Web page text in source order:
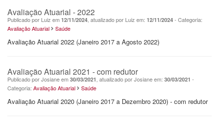
Avaliação Atuarial - 2022
Publicado por Luiz em 12/11/2024 , atualizado por Luiz em: 12/11/2024 - Categoria:
Avaliação Atuarial
Saúde
Avaliação Atuarial 2022 (Janeiro 2017 a Agosto 2022)
Avaliação Atuarial 2021 - com redutor
Publicado por Josiane em 30/03/2021 , atualizado por Josiane em: 30/03/2021 -
Categoria: Avaliação Atuarial Saúde
Avaliação Atuarial 2020 (Janeiro 2017 a Dezembro 2020) - com redutor